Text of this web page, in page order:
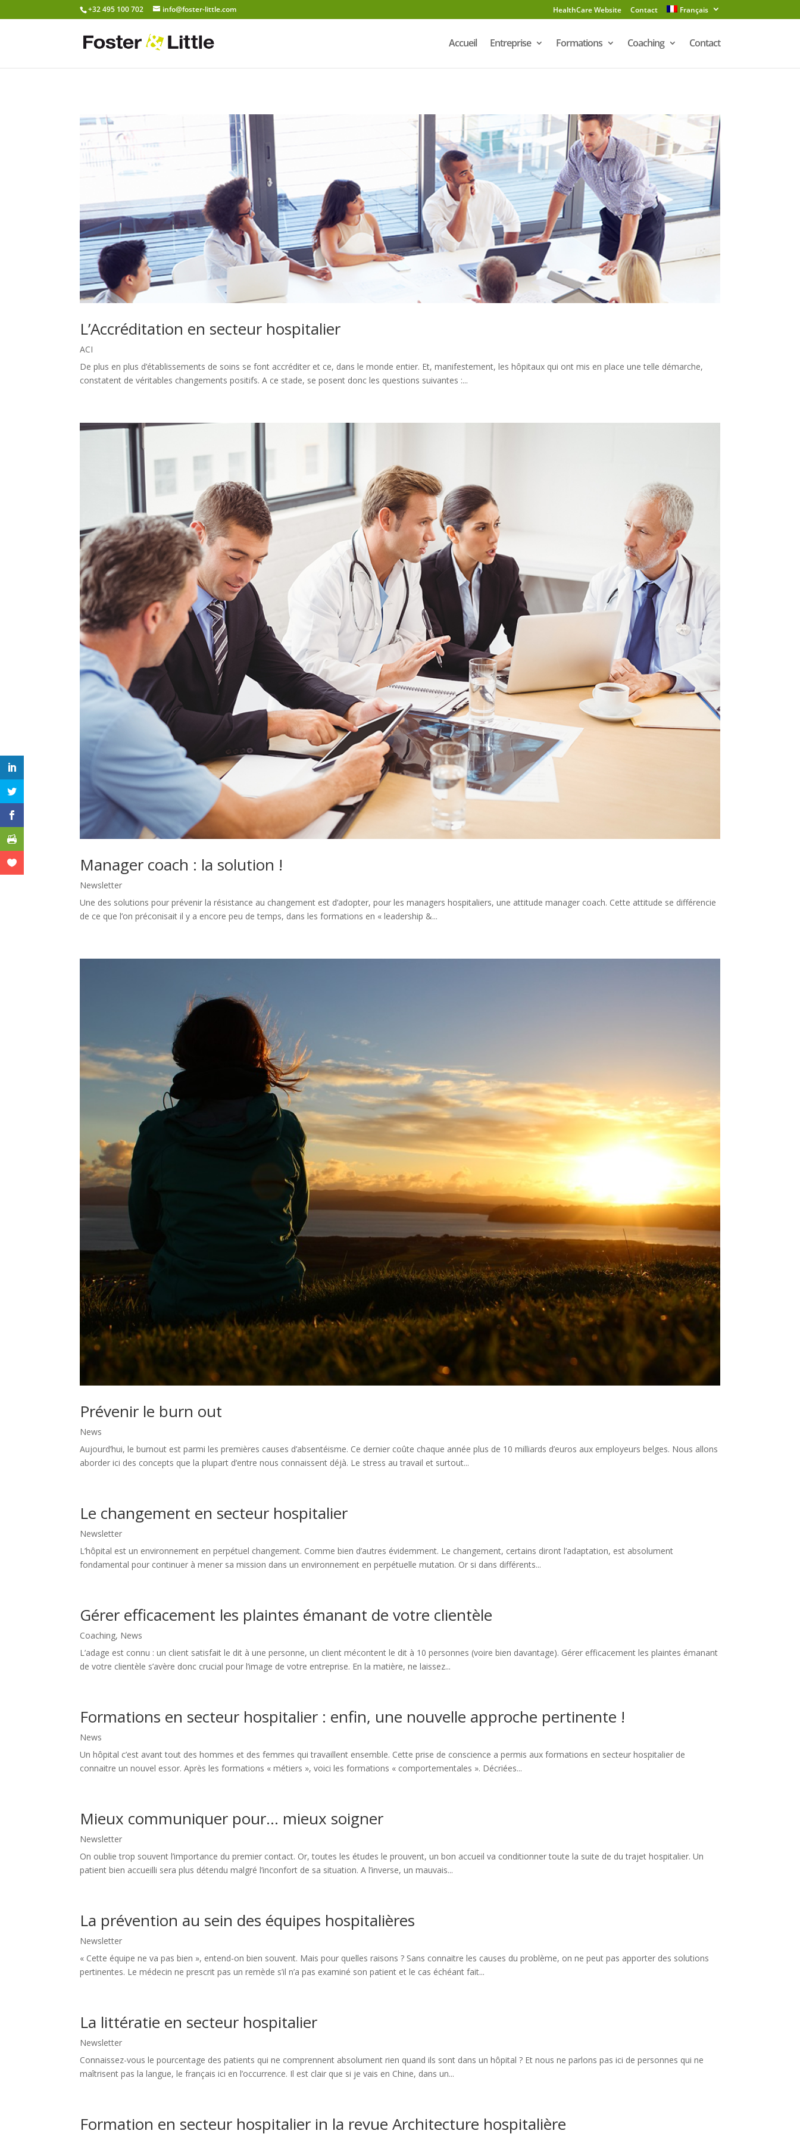
+32 495 100 702 info@foster-little.com HealthCare Website Contact Français
Accueil Entreprise Formations Coaching Contact
L’Accréditation en secteur hospitalier
ACI
De plus en plus d’établissements de soins se font accréditer et ce, dans le monde entier. Et, manifestement, les hôpitaux qui ont mis en place une telle démarche,
constatent de véritables changements positifs. A ce stade, se posent donc les questions suivantes :...
Manager coach : la solution !
Newsletter
Une des solutions pour prévenir la résistance au changement est d’adopter, pour les managers hospitaliers, une attitude manager coach. Cette attitude se différencie
de ce que l’on préconisait il y a encore peu de temps, dans les formations en « leadership &...
Prévenir le burn out
News
Aujourd’hui, le burnout est parmi les premières causes d’absentéisme. Ce dernier coûte chaque année plus de 10 milliards d’euros aux employeurs belges. Nous allons
aborder ici des concepts que la plupart d’entre nous connaissent déjà. Le stress au travail et surtout...
Le changement en secteur hospitalier
Newsletter
L’hôpital est un environnement en perpétuel changement. Comme bien d’autres évidemment. Le changement, certains diront l’adaptation, est absolument
fondamental pour continuer à mener sa mission dans un environnement en perpétuelle mutation. Or si dans différents...
Gérer efficacement les plaintes émanant de votre clientèle
Coaching, News
L’adage est connu : un client satisfait le dit à une personne, un client mécontent le dit à 10 personnes (voire bien davantage). Gérer efficacement les plaintes émanant
de votre clientèle s’avère donc crucial pour l’image de votre entreprise. En la matière, ne laissez...
Formations en secteur hospitalier : enfin, une nouvelle approche pertinente !
News
Un hôpital c’est avant tout des hommes et des femmes qui travaillent ensemble. Cette prise de conscience a permis aux formations en secteur hospitalier de
connaitre un nouvel essor. Après les formations « métiers », voici les formations « comportementales ». Décriées...
Mieux communiquer pour… mieux soigner
Newsletter
On oublie trop souvent l’importance du premier contact. Or, toutes les études le prouvent, un bon accueil va conditionner toute la suite de du trajet hospitalier. Un
patient bien accueilli sera plus détendu malgré l’inconfort de sa situation. A l’inverse, un mauvais...
La prévention au sein des équipes hospitalières
Newsletter
« Cette équipe ne va pas bien », entend-on bien souvent. Mais pour quelles raisons ? Sans connaitre les causes du problème, on ne peut pas apporter des solutions
pertinentes. Le médecin ne prescrit pas un remède s’il n’a pas examiné son patient et le cas échéant fait...
La littératie en secteur hospitalier
Newsletter
Connaissez-vous le pourcentage des patients qui ne comprennent absolument rien quand ils sont dans un hôpital ? Et nous ne parlons pas ici de personnes qui ne
maîtrisent pas la langue, le français ici en l’occurrence. Il est clair que si je vais en Chine, dans un...
Formation en secteur hospitalier in la revue Architecture hospitalière